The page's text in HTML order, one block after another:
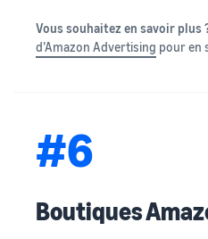
Vous souhaitez en savoir plus
d’Amazon Advertising pour en
#6
Boutiques